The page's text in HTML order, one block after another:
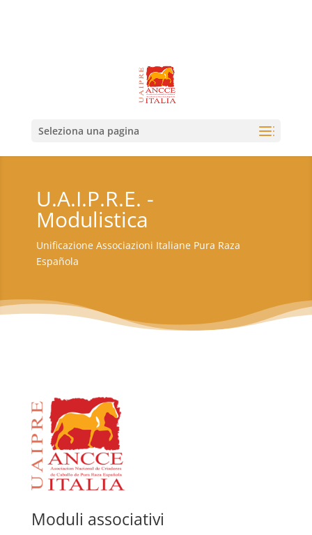
Seleziona una pagina
U.A.I.P.R.E. -
Modulistica
Unificazione Associazioni Italiane Pura Raza
Española
Moduli associativi